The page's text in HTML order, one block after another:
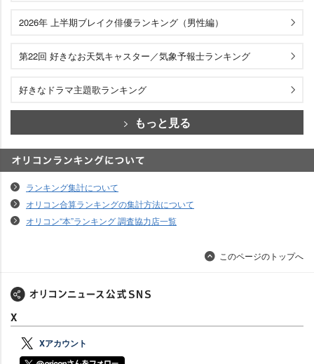
2026年 上半期ブレイク俳優ランキング（男性編）
第22回 好きなお天気キャスター／気象予報士ランキング
好きなドラマ主題歌ランキング
もっと見る
ランキング集計について
オリコン合算ランキングの集計方法について
オリコン“本”ランキング 調査協力店一覧
このページのトップへ
X
Xアカウント